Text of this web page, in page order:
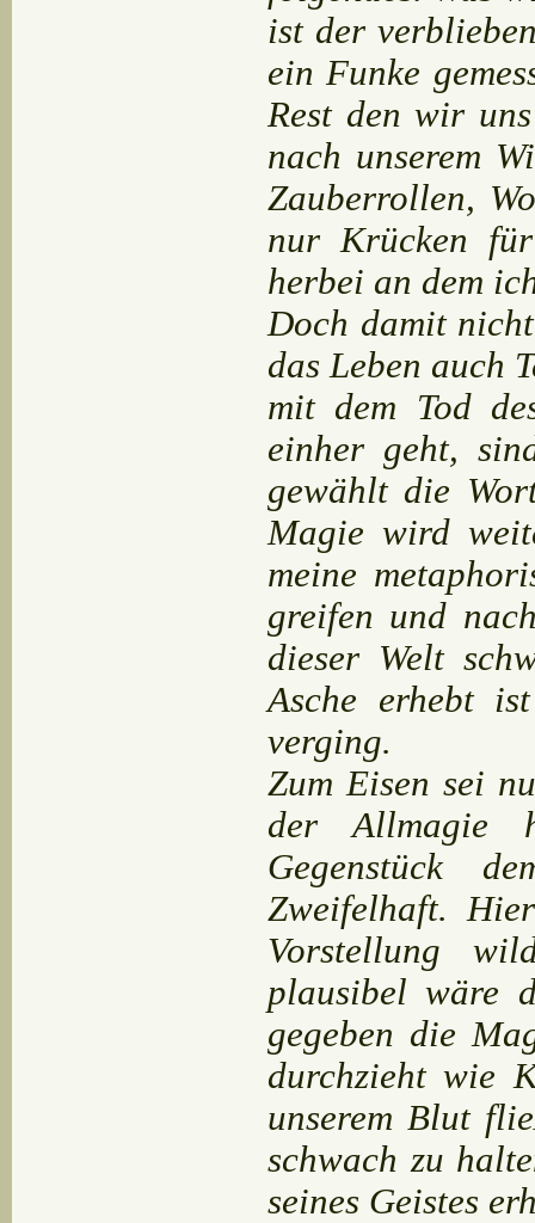
ist der
ein Funke
Rest den wir
nach unserem
Zauberrollen,
nur Krücken
herbei an dem
Doch damit
das Leben auch
mit dem Tod
einher geht,
gewählt die
Magie wird
meine
greifen und
dieser Welt
Asche erhebt
verging.
Zum Eisen sei
der Allmagie
Gegenstück
Zweifelhaft.
Vorstellung
plausibel wäre
gegeben die
durchzieht wie
unserem Blut
schwach zu
seines Geistes